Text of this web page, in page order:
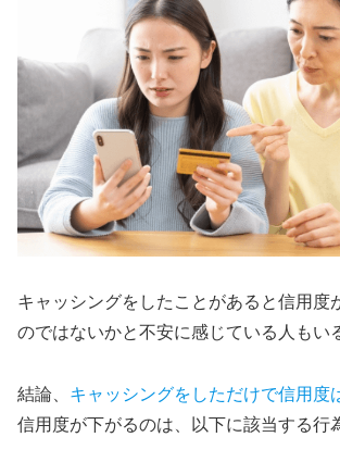
キャッシングをしたことがあると信用度
のではないかと不安に感じている人もい
結論、 キャッシングをしただけで信用度
信用度が下がるのは、以下に該当する行